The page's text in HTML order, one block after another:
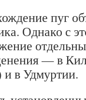
пуг
Однако с
— в
и в Удмуртии.